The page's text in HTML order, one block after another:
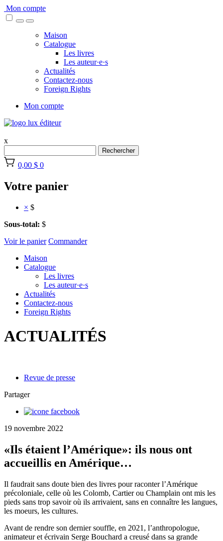
Skip
to
Mon compte
Maison
Catalogue
Les livres
Les auteur·e·s
Actualités
Contactez-nous
Foreign Rights
Mon compte
x
Rechercher
0,00 $ 0
Votre panier
× $
Sous-total: $
Voir le panier Commander
Maison
Catalogue
Les livres
Les auteur·e·s
Actualités
Contactez-nous
Foreign Rights
ACTUALITÉS
Revue de presse
Partager
19 novembre 2022
«Ils étaient l’Amérique»: ils nous ont
accueillis en Amérique…
Il faudrait sans doute bien des livres pour raconter l’Amérique
précoloniale, celle où les Colomb, Cartier ou Champlain ont mis les
pieds sans trop savoir où ils arrivaient, sans en connaître les langues,
les moeurs, les cultures.
Avant de rendre son dernier souffle, en 2021, l’anthropologue,
animateur et écrivain Serge Bouchard a creusé dans sa grande